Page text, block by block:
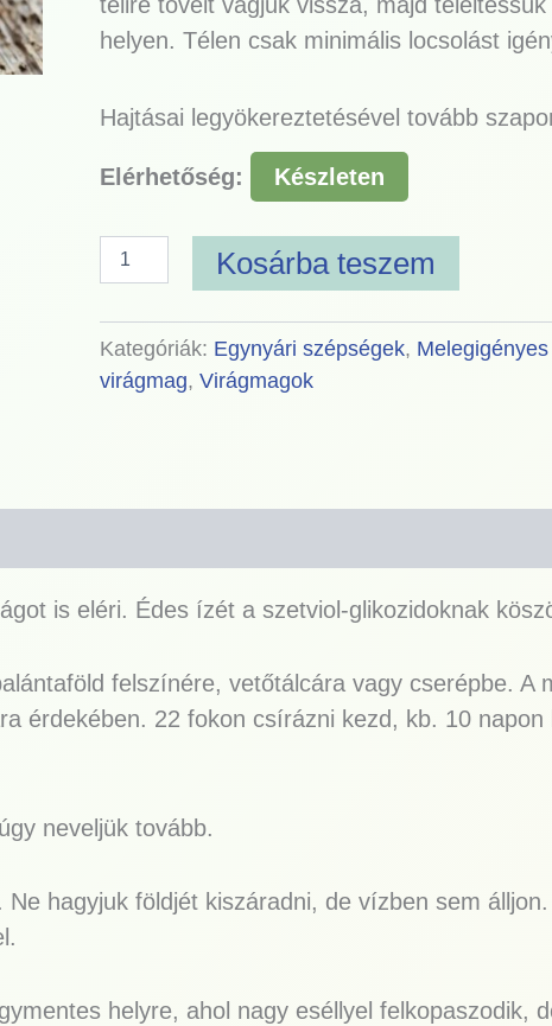
helyen. Télen csak minimális locsolást
Hajtásai legyökereztetésével tovább
Elérhetőség: Készleten
Kosárba teszem
Kategóriák: Egynyári szépségek,
virágmag, Virágmagok
is eléri. Édes ízét a szetviol-glikozidoknak
felszínére, vetőtálcára vagy cserépbe. A
érdekében. 22 fokon csírázni kezd, kb. 10 napon
neveljük tovább.
hagyjuk földjét kiszáradni, de vízben sem
helyre, ahol nagy eséllyel felkopaszodik,